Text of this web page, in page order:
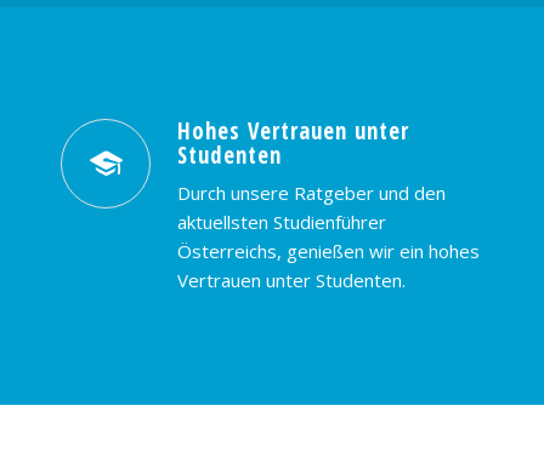
Hohes Vertrauen unter
Studenten
Durch unsere Ratgeber und den
aktuellsten Studienführer
Österreichs, genießen wir ein hohes
Vertrauen unter Studenten.